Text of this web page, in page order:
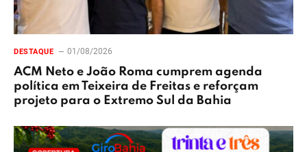
DESTAQUE 01/08/2026
ACM Neto e João Roma cumprem agenda
política em Teixeira de Freitas e reforçam
projeto para o Extremo Sul da Bahia